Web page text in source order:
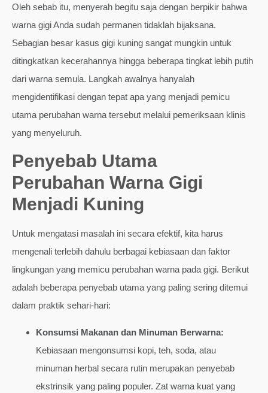
Oleh sebab itu, menyerah begitu saja dengan berpikir bahwa
warna gigi Anda sudah permanen tidaklah bijaksana.
Sebagian besar kasus gigi kuning sangat mungkin untuk
ditingkatkan kecerahannya hingga beberapa tingkat lebih putih
dari warna semula. Langkah awalnya hanyalah
mengidentifikasi dengan tepat apa yang menjadi pemicu
utama perubahan warna tersebut melalui pemeriksaan klinis
yang menyeluruh.
Penyebab Utama
Perubahan Warna Gigi
Menjadi Kuning
Untuk mengatasi masalah ini secara efektif, kita harus
mengenali terlebih dahulu berbagai kebiasaan dan faktor
lingkungan yang memicu perubahan warna pada gigi. Berikut
adalah beberapa penyebab utama yang paling sering ditemui
dalam praktik sehari-hari:
Konsumsi Makanan dan Minuman Berwarna:
Kebiasaan mengonsumsi kopi, teh, soda, atau
minuman herbal secara rutin merupakan penyebab
ekstrinsik yang paling populer. Zat warna kuat yang